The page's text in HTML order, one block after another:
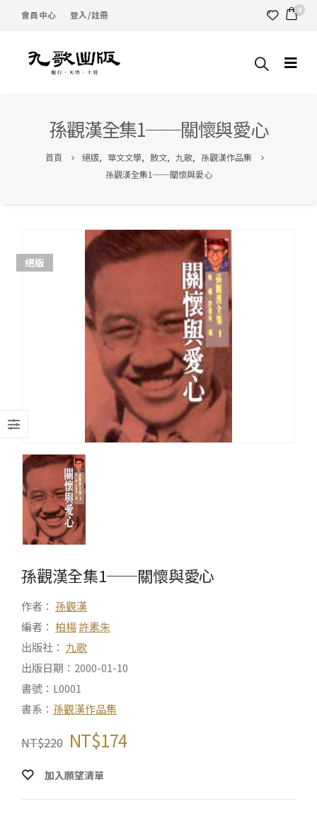
會員中心 登入/註冊 0
孫觀漢全集1──關懷與愛心
首頁 絕版, 華文文學, 散文, 九歌, 孫觀漢作品集
孫觀漢全集1──關懷與愛心
絕版
孫觀漢全集1──關懷與愛心
作者： 孫觀漢
編者： 柏楊許素朱
出版社： 九歌
出版日期：2000-01-10
書號：L0001
書系： 孫觀漢作品集
NT$220 NT$174
加入願望清單